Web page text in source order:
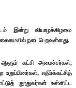
இன்று வியாழக்கிழமை
நடைபெறவுள்ளது.
ஆளும் கட்சி அமைச்சர்கள்,
எதிர்க்கட்சித்
தூதுவர்கள் உள்ளிட்ட